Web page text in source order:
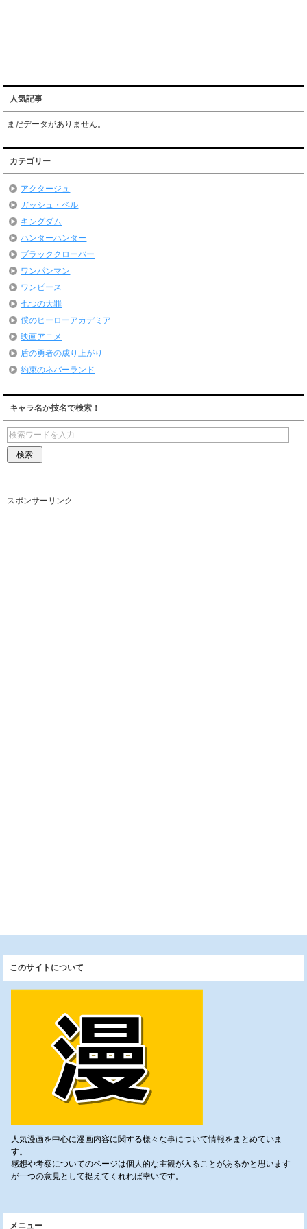
人気記事
まだデータがありません。
カテゴリー
アクタージュ
ガッシュ・ベル
キングダム
ハンターハンター
ブラッククローバー
ワンパンマン
ワンピース
七つの大罪
僕のヒーローアカデミア
映画アニメ
盾の勇者の成り上がり
約束のネバーランド
キャラ名か技名で検索！
スポンサーリンク
このサイトについて
人気漫画を中心に漫画内容に関する様々な事について情報をまとめていま
す。
感想や考察についてのページは個人的な主観が入ることがあるかと思います
が一つの意見として捉えてくれれば幸いです。
メニュー